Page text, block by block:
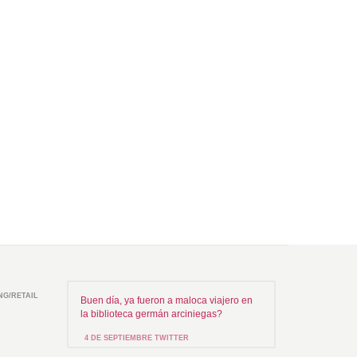
RETAIL
Buen día, ya fueron a maloca viajero en
la biblioteca germán arciniegas?
4 DE SEPTIEMBRE TWITTER